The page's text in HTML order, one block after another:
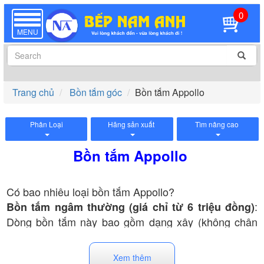
TOGGLE
NAVIGATION
MENU
0
Trang chủ Bồn tắm góc Bồn tắm Appollo
Phân Loại Hãng sản xuất Tìm nâng cao
Bồn tắm Appollo
Có bao nhiêu loại bồn tắm Appollo?
Bồn tắm ngâm thường (giá chỉ từ 6 triệu đồng):
Dòng bồn tắm này bao gồm dạng xây (không chân
tắm kết hợp ngâm mình, sản phẩm giúp bạn có giây
Xem thêm